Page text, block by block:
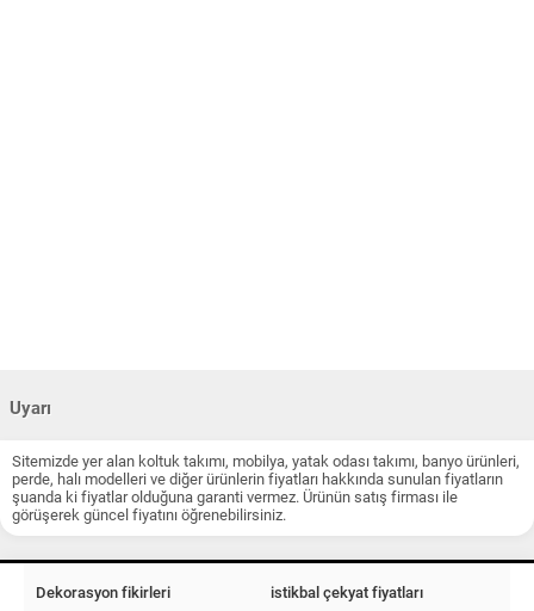
Uyarı
Sitemizde yer alan koltuk takımı, mobilya, yatak odası takımı, banyo ürünleri,
perde, halı modelleri ve diğer ürünlerin fiyatları hakkında sunulan fiyatların
şuanda ki fiyatlar olduğuna garanti vermez. Ürünün satış firması ile
görüşerek güncel fiyatını öğrenebilirsiniz.
Dekorasyon fikirleri istikbal çekyat fiyatları